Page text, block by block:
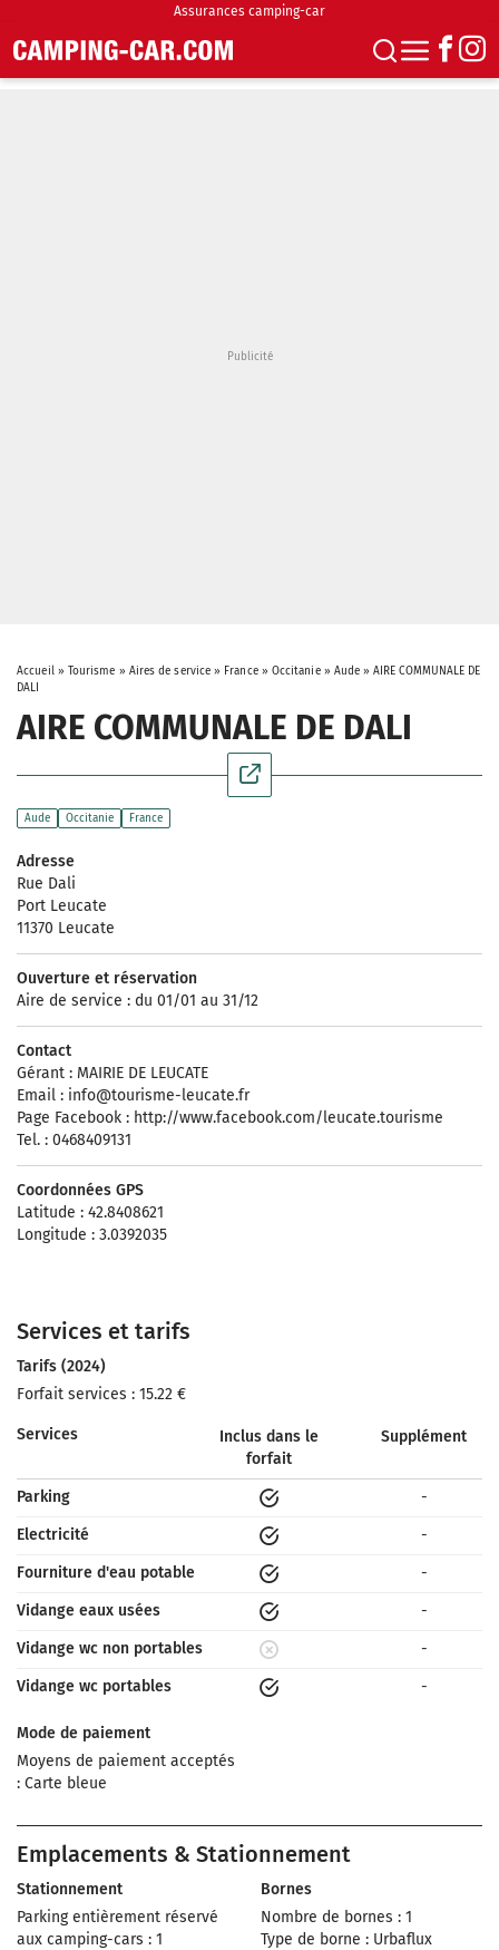
Assurances camping-car
Accueil» Tourisme » Aires de service » France» Occitanie» Aude »AIRE COMMUNALE DE
DALI
AIRE COMMUNALE DE DALI
Aude Occitanie France
Adresse
Rue Dali
Port Leucate
11370 Leucate
Ouverture et réservation
Aire de service : du 01/01 au 31/12
Contact
Gérant : MAIRIE DE LEUCATE
Email : info@tourisme-leucate.fr
Page Facebook : http://www.facebook.com/leucate.tourisme
Tel. : 0468409131
Coordonnées GPS
Latitude : 42.8408621
Longitude : 3.0392035
Services et tarifs
Tarifs (2024)
Forfait services : 15.22 €
Services
Inclus dans le
forfait
Supplément
Parking
-
Electricité
-
Fourniture d'eau potable
-
Vidange eaux usées
-
Vidange wc non portables
-
Vidange wc portables
-
Mode de paiement
Moyens de paiement acceptés
: Carte bleue
Emplacements & Stationnement
Stationnement
Parking entièrement réservé
aux camping-cars : 1
Bornes
Nombre de bornes : 1
Type de borne : Urbaflux